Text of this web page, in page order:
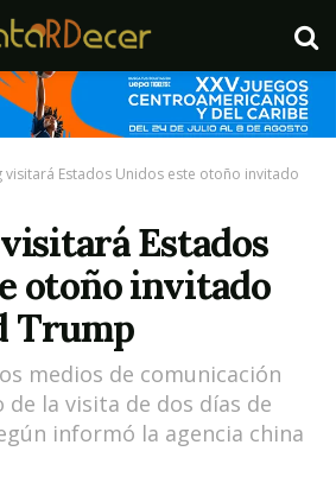
visitará Estados Unidos este otoño invitado
Estados
otoño invitado
Trump
medios de comunicación
la visita de dos días de
informó la agencia china